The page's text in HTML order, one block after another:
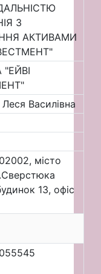
З
АКТИВАМИ
Василівна
місто
13, офіс